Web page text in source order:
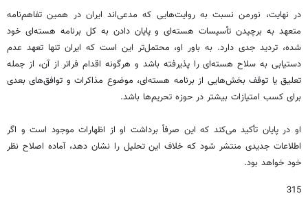
در نهایت، نورمن نسبت به روایت‌هایی که مدعی‌اند ایران در همین تفاهم‌نامه
متعهد به برچیدن تأسیسات هسته‌ای و پایان دادن به کل برنامه هسته‌ای خود
شده، تردید جدی دارد. به باور او، محتمل‌تر این است که ایران تنها تعهد عدم
دستیابی به سلاح هسته‌ای را پذیرفته باشد و هرگونه اقدام فراتر از آن، از جمله
تعلیق یا توقف بخش‌هایی از برنامه هسته‌ای، موضوع مذاکرات و توافق‌های بعدی
برای کسب امتیازات بیشتر در حوزه تحریم‌ها باشد.
او در پایان تأکید می‌کند که این صرفاً برداشت او از اظهارات موجود است و اگر
اطلاعات جدیدی منتشر شود که خلاف این تحلیل را نشان دهد، آماده اصلاح نظر
خود خواهد بود.
315